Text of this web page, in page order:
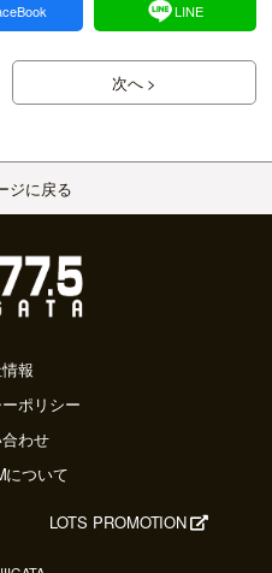
LINE
次へ >
ジに戻る
報
ポリシー
わせ
について
LOTS PROMOTION